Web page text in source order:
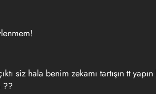
siz hala benim zekamı tartışın tt
??